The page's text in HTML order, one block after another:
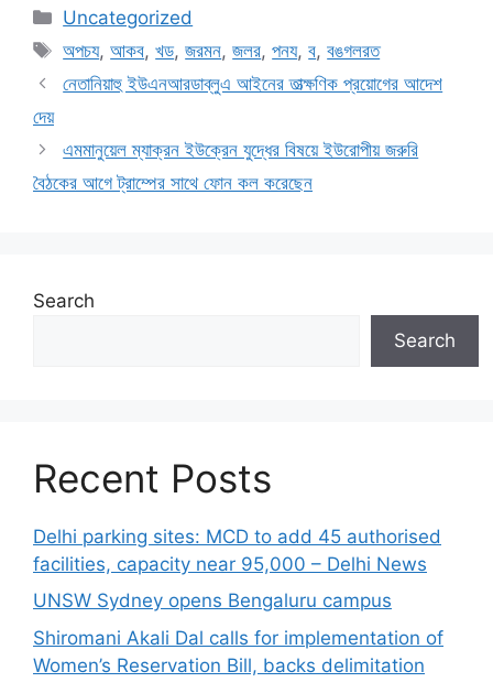
Categories
Uncategorized
Tags
অপচয,আকব,খড,জরমন,জলর,পনয,ব,বঙগলরত
নেতানিয়াহু ইউএনআরডাব্লুএ আইনের তাত্ক্ষণিক প্রয়োগের আদেশ
দেয়
এমমানুয়েল ম্যাক্রন ইউক্রেন যুদ্ধের বিষয়ে ইউরোপীয় জরুরি
বৈঠকের আগে ট্রাম্পের সাথে ফোন কল করেছেন
Search
Search
Recent Posts
Delhi parking sites: MCD to add 45 authorised
facilities, capacity near 95,000 – Delhi News
UNSW Sydney opens Bengaluru campus
Shiromani Akali Dal calls for implementation of
Women’s Reservation Bill, backs delimitation